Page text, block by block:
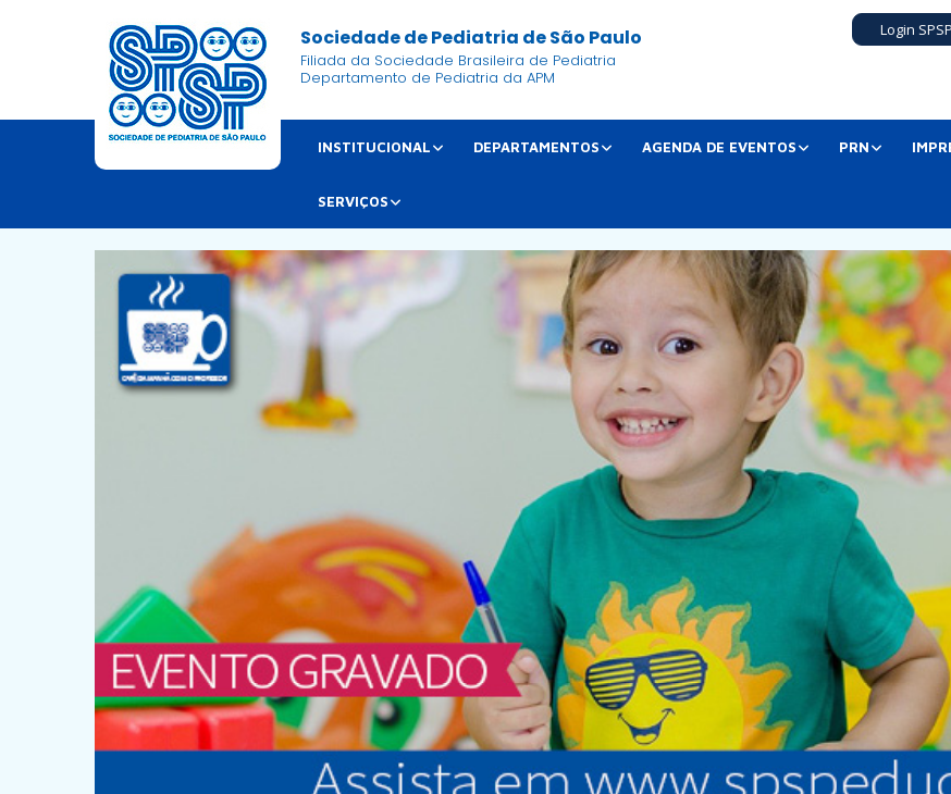
Sociedade de Pediatria de São Paulo
Filiada da Sociedade Brasileira de Pediatria
Departamento de Pediatria da APM
Login
INSTITUCIONAL DEPARTAMENTOS AGENDA DE EVENTOS PRN
SERVIÇOS